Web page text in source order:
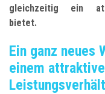
gleichzeitig ein
bietet.
Ein ganz
einem